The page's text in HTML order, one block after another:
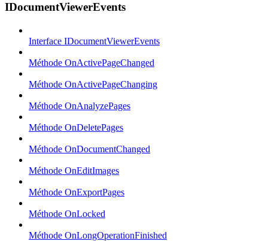
IDocumentViewerEvents
Interface IDocumentViewerEvents
Méthode OnActivePageChanged
Méthode OnActivePageChanging
Méthode OnAnalyzePages
Méthode OnDeletePages
Méthode OnDocumentChanged
Méthode OnEditImages
Méthode OnExportPages
Méthode OnLocked
Méthode OnLongOperationFinished